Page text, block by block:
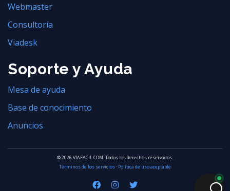
Webmaster
Consultoría
Viadesk
Soporte y Ayuda
Mesa de ayuda
Base de conocimiento
Anuncios
© 2026 VIAFACIL.COM. Todos los derechos reservados.
Términos de los servicios· Política de uso aceptable